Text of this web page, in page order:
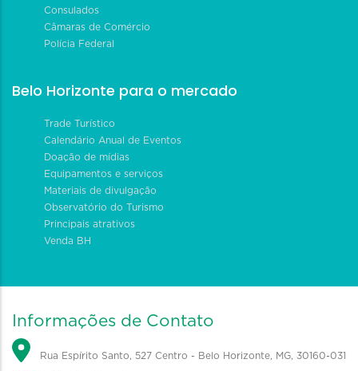
Consulados
Câmaras de Comércio
Polícia Federal
Belo Horizonte para o mercado
Trade Turístico
Calendário Anual de Eventos
Doação de mídias
Equipamentos e serviços
Materiais de divulgação
Observatório do Turismo
Principais atrativos
Venda BH
Informações de Contato
Rua Espírito Santo, 527 Centro - Belo Horizonte, MG, 30160-031